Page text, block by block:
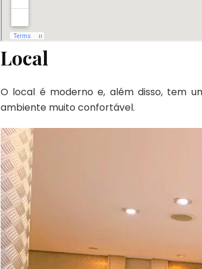
Local
O local é moderno e, além disso, tem
ambiente muito confortável.